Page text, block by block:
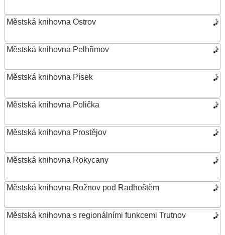
Městská knihovna Ostrov
Městská knihovna Pelhřimov
Městská knihovna Písek
Městská knihovna Polička
Městská knihovna Prostějov
Městská knihovna Rokycany
Městská knihovna Rožnov pod Radhoštěm
Městská knihovna s regionálními funkcemi Trutnov